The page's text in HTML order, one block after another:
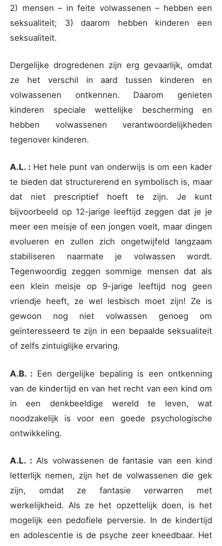
2) mensen – in feite volwassenen – hebben een
seksualiteit; 3) daarom hebben kinderen een
seksualiteit.
Dergelijke drogredenen zijn erg gevaarlijk, omdat
ze het verschil in aard tussen kinderen en
volwassenen ontkennen. Daarom genieten
kinderen speciale wettelijke bescherming en
hebben volwassenen verantwoordelijkheden
tegenover kinderen.
A.L. : Het hele punt van onderwijs is om een kader
te bieden dat structurerend en symbolisch is, maar
dat niet prescriptief hoeft te zijn. Je kunt
bijvoorbeeld op 12-jarige leeftijd zeggen dat je je
meer een meisje of een jongen voelt, maar dingen
evolueren en zullen zich ongetwijfeld langzaam
stabiliseren naarmate je volwassen wordt.
Tegenwoordig zeggen sommige mensen dat als
een klein meisje op 9-jarige leeftijd nog geen
vriendje heeft, ze wel lesbisch moet zijn! Ze is
gewoon nog niet volwassen genoeg om
geïnteresseerd te zijn in een bepaalde seksualiteit
of zelfs zintuiglijke ervaring.
A.B. : Een dergelijke bepaling is een ontkenning
van de kindertijd en van het recht van een kind om
in een denkbeeldige wereld te leven, wat
noodzakelijk is voor een goede psychologische
ontwikkeling.
A.L. : Als volwassenen de fantasie van een kind
letterlijk nemen, zijn het de volwassenen die gek
zijn, omdat ze fantasie verwarren met
werkelijkheid. Als ze het opzettelijk doen, is het
mogelijk een pedofiele perversie. In de kindertijd
en adolescentie is de psyche zeer kneedbaar. Het